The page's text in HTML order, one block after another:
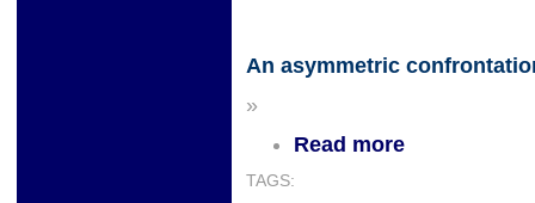
An asymmetric
»
Read more
TAGS: